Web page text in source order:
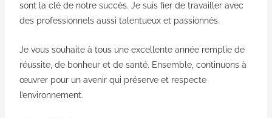
sont la clé de notre succès. Je suis fier de travailler avec
des professionnels aussi talentueux et passionnés.
Je vous souhaite à tous une excellente année remplie de
réussite, de bonheur et de santé. Ensemble, continuons à
œuvrer pour un avenir qui préserve et respecte
l’environnement.